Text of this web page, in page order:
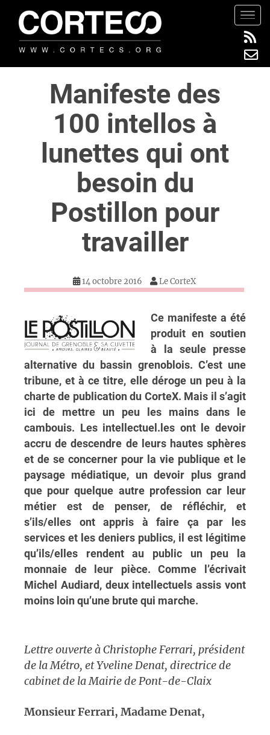
t
Manifeste des
100 intellos à
lunettes qui ont
besoin du
Postillon pour
travailler
14 octobre 2016 Le CorteX
Ce manifeste a été
produit en soutien
à la seule presse
alternative du bassin grenoblois. C’est une
tribune, et à ce titre, elle déroge un peu à la
charte de publication du CorteX. Mais il s’agit
ici de mettre un peu les mains dans le
cambouis. Les intellectuel.les ont le devoir
accru de descendre de leurs hautes sphères
et de se concerner pour la vie publique et le
paysage médiatique, un devoir plus grand
que pour quelque autre profession car leur
métier est de penser, de réfléchir, et
s’ils/elles ont appris à faire ça par les
services et les deniers publics, il est légitime
qu’ils/elles rendent au public un peu la
monnaie de leur pièce. Comme l’écrivait
Michel Audiard, deux intellectuels assis vont
moins loin qu’une brute qui marche.
Lettre ouverte à Christophe Ferrari, président
de la Métro, et Yveline Denat, directrice de
cabinet de la Mairie de Pont-de-Claix
Monsieur Ferrari, Madame Denat,